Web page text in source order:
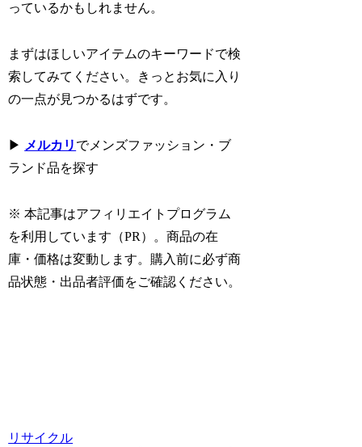
っているかもしれません。
まずはほしいアイテムのキーワードで検
索してみてください。きっとお気に入り
の一点が見つかるはずです。
▶ メルカリ でメンズファッション・ブ
ランド品を探す
※ 本記事はアフィリエイトプログラム
を利用しています（PR）。商品の在
庫・価格は変動します。購入前に必ず商
品状態・出品者評価をご確認ください。
リサイクル